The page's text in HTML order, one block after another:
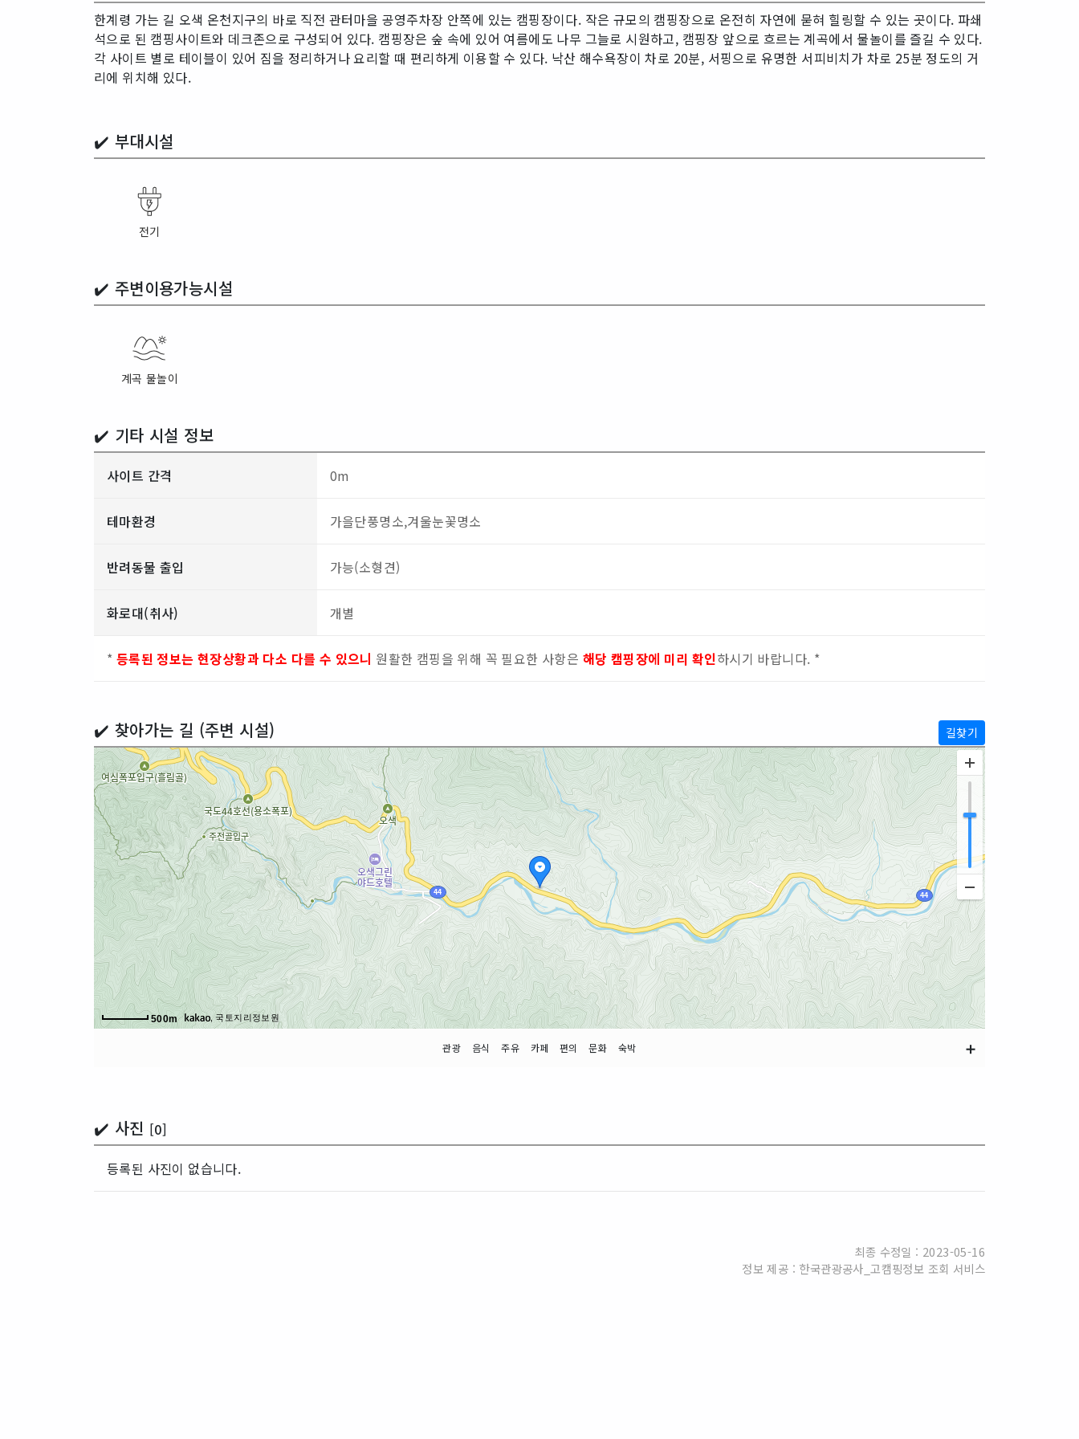
한계령 가는 길 오색 온천지구의 바로 직전 관터마을 공영주차장 안쪽에 있는 캠핑장이다. 작은 규모의 캠핑장으로 온전히 자연에 묻혀 힐링할 수 있는 곳이다. 파쇄
석으로 된 캠핑사이트와 데크존으로 구성되어 있다. 캠핑장은 숲 속에 있어 여름에도 나무 그늘로 시원하고, 캠핑장 앞으로 흐르는 계곡에서 물놀이를 즐길 수 있다.
각 사이트 별로 테이블이 있어 짐을 정리하거나 요리할 때 편리하게 이용할 수 있다. 낙산 해수욕장이 차로 20분, 서핑으로 유명한 서피비치가 차로 25분 정도의 거
리에 위치해 있다.
✔️ 부대시설
전기
✔️ 주변이용가능시설
계곡 물놀이
✔️ 기타 시설 정보
사이트 간격 0m
테마환경 가을단풍명소,겨울눈꽃명소
반려동물 출입 가능(소형견)
화로대(취사) 개별
* 등록된 정보는 현장상황과 다소 다를 수 있으니 원활한 캠핑을 위해 꼭 필요한 사항은 해당 캠핑장에 미리 확인하시기 바랍니다. *
✔️ 찾아가는 길 (주변 시설) 길찾기
500m , 국토지리정보원
관광 음식 주유 카페 편의 문화 숙박 ➕
✔️ 사진 [0]
등록된 사진이 없습니다.
최종 수정일 : 2023-05-16
정보 제공 : 한국관광공사_고캠핑정보 조회 서비스